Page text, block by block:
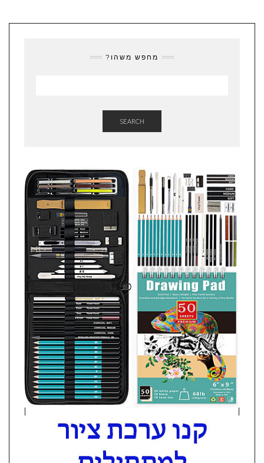
מחפש משהו?
SEARCH